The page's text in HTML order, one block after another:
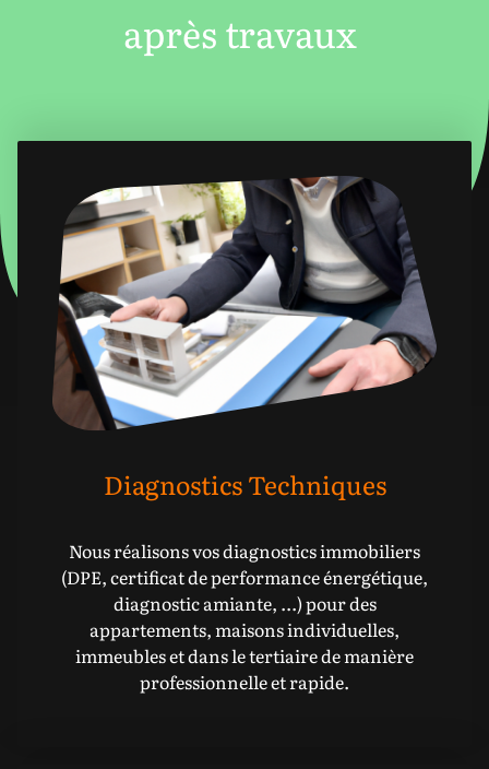
après travaux
Diagnostics Techniques
Nous réalisons vos diagnostics immobiliers
(DPE, certificat de performance énergétique,
diagnostic amiante, ...) pour des
appartements, maisons individuelles,
immeubles et dans le tertiaire de manière
professionnelle et rapide.